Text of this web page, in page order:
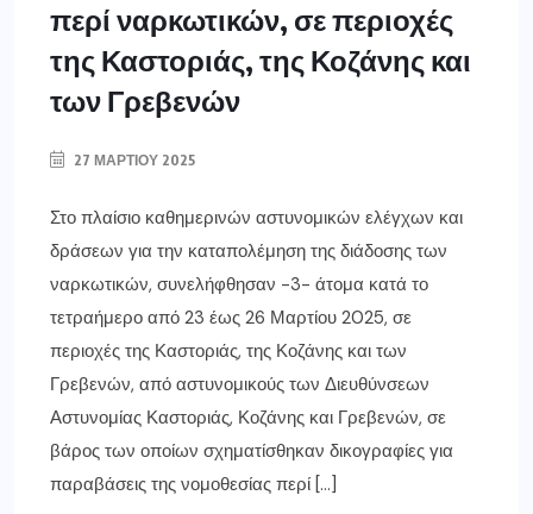
περί ναρκωτικών, σε περιοχές
της Καστοριάς, της Κοζάνης και
των Γρεβενών
27 ΜΑΡΤΊΟΥ 2025
Στο πλαίσιο καθημερινών αστυνομικών ελέγχων και
δράσεων για την καταπολέμηση της διάδοσης των
ναρκωτικών, συνελήφθησαν -3- άτομα κατά το
τετραήμερο από 23 έως 26 Μαρτίου 2025, σε
περιοχές της Καστοριάς, της Κοζάνης και των
Γρεβενών, από αστυνομικούς των Διευθύνσεων
Αστυνομίας Καστοριάς, Κοζάνης και Γρεβενών, σε
βάρος των οποίων σχηματίσθηκαν δικογραφίες για
παραβάσεις της νομοθεσίας περί […]